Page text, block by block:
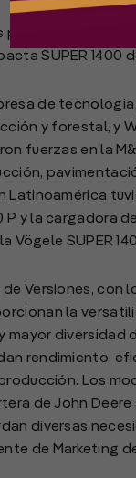
presentadas en
SUPER 1400
de
y forestal, y
fuerzas en la
Latinoamérica
y la cargadora
Vögele SUPER
Versiones, con
la
mayor diversidad
rendimiento,
Los
de John
diversas
de Marketing